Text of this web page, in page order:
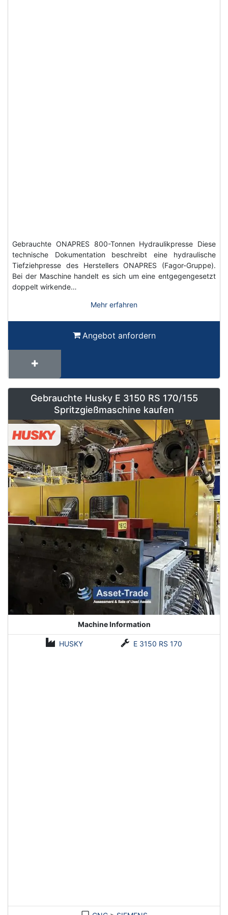
Gebrauchte ONAPRES 800-Tonnen Hydraulikpresse Diese
technische Dokumentation beschreibt eine hydraulische
Tiefziehpresse des Herstellers ONAPRES (Fagor-Gruppe).
Bei der Maschine handelt es sich um eine entgegengesetzt
doppelt wirkende…
Mehr erfahren
Angebot anfordern
Gebrauchte Husky E 3150 RS 170/155
Spritzgießmaschine kaufen
Machine Information
HUSKY E 3150 RS 170